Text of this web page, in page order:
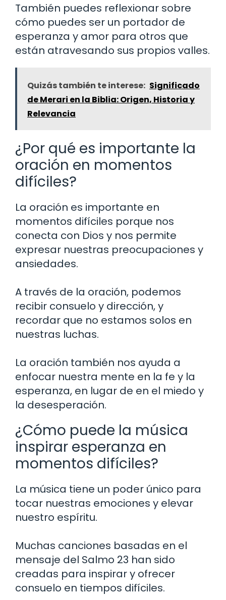
También puedes reflexionar sobre
cómo puedes ser un portador de
esperanza y amor para otros que
están atravesando sus propios valles.
Quizás también te interese: Significado
de Merari en la Biblia: Origen, Historia y
Relevancia
¿Por qué es importante la
oración en momentos
difíciles?
La oración es importante en
momentos difíciles porque nos
conecta con Dios y nos permite
expresar nuestras preocupaciones y
ansiedades.
A través de la oración, podemos
recibir consuelo y dirección, y
recordar que no estamos solos en
nuestras luchas.
La oración también nos ayuda a
enfocar nuestra mente en la fe y la
esperanza, en lugar de en el miedo y
la desesperación.
¿Cómo puede la música
inspirar esperanza en
momentos difíciles?
La música tiene un poder único para
tocar nuestras emociones y elevar
nuestro espíritu.
Muchas canciones basadas en el
mensaje del Salmo 23 han sido
creadas para inspirar y ofrecer
consuelo en tiempos difíciles.